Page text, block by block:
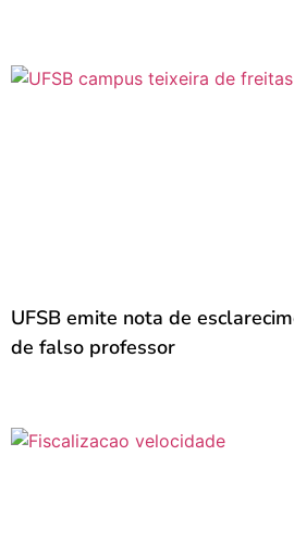
UFSB emite nota de
de falso professor